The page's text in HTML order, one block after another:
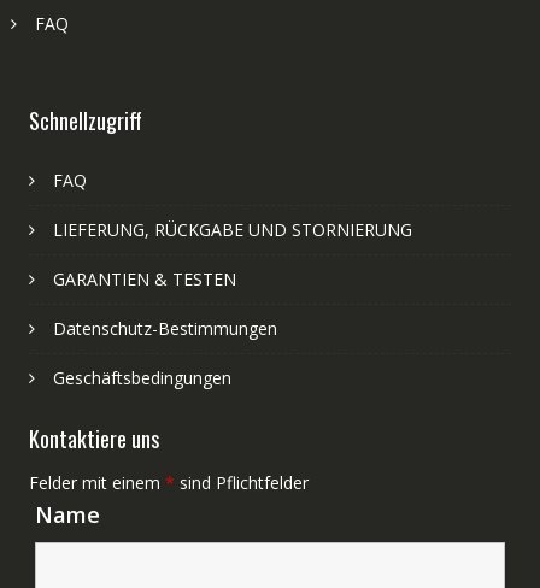
FAQ
Schnellzugriff
FAQ
LIEFERUNG, RÜCKGABE UND STORNIERUNG
GARANTIEN & TESTEN
Datenschutz-Bestimmungen
Geschäftsbedingungen
Kontaktiere uns
Felder mit einem * sind Pflichtfelder
Name